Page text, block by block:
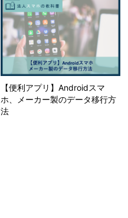
【便利アプリ】Androidスマ
ホ、メーカー製のデータ移行方
法